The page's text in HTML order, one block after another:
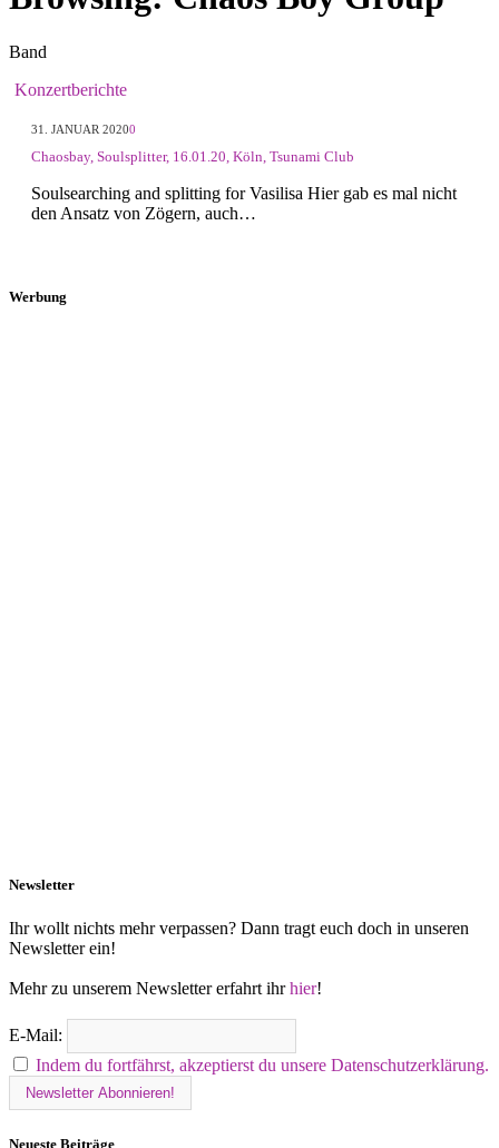
Band
Konzertberichte
31. JANUAR 20200
Chaosbay, Soulsplitter, 16.01.20, Köln, Tsunami Club
Soulsearching and splitting for Vasilisa Hier gab es mal nicht
den Ansatz von Zögern, auch…
Werbung
Newsletter
Ihr wollt nichts mehr verpassen? Dann tragt euch doch in unseren
Newsletter ein!
Mehr zu unserem Newsletter erfahrt ihrhier!
E-Mail:
Indem du fortfährst, akzeptierst du unsere Datenschutzerklärung.
Neueste Beiträge